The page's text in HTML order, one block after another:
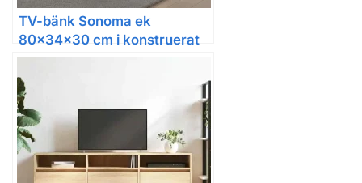
TV-bänk Sonoma ek
80x34x30 cm i konstruerat
trä